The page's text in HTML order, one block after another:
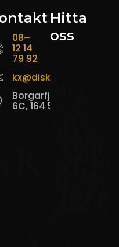
08–
12 14
79 92
kx@disk.su.se
Borgarfjordsgatan
6C, 164 55 Kista
Hitta
oss